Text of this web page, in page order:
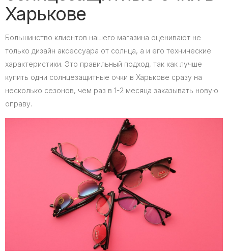
Харькове
Большинство клиентов нашего магазина оценивают не
только дизайн аксессуара от солнца, а и его технические
характеристики. Это правильный подход, так как лучше
купить одни солнцезащитные очки в Харькове сразу на
несколько сезонов, чем раз в 1-2 месяца заказывать новую
оправу.